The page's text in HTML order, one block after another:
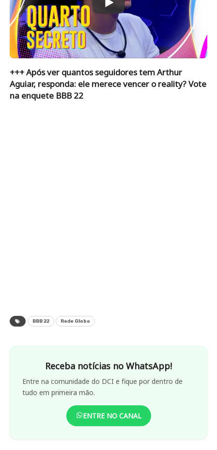
+++ Após ver quantos seguidores tem Arthur
Aguiar, responda: ele merece vencer o reality? Vote
na enquete BBB 22
BBB 22 Rede Globo
Receba notícias no WhatsApp!
Entre na comunidade do DCI e fique por dentro de
tudo em primeira mão.
ENTRE NO CANAL